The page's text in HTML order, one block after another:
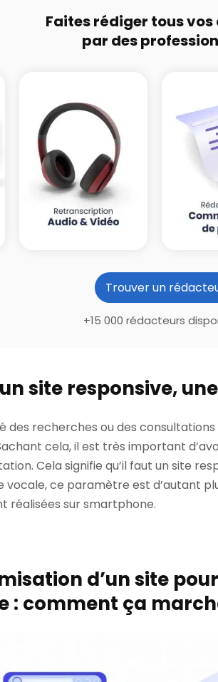
Faites rédiger tous
par des
Trouver un
+15 000 rédacteurs
site responsive,
des recherches ou des
cela, il est très important
Cela signifie qu’il faut un site
vocale, ce paramètre est d’autant
réalisées sur smartphone.
d’un site
: comment ça